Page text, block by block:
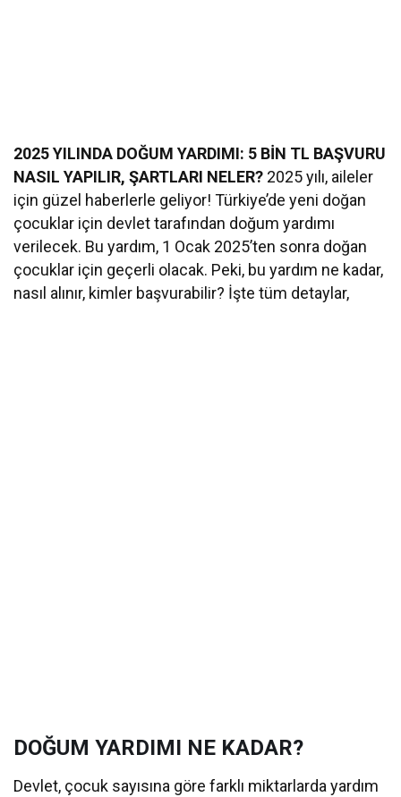
2025 YILINDA DOĞUM YARDIMI: 5 BİN TL BAŞVURU
NASIL YAPILIR, ŞARTLARI NELER? 2025 yılı, aileler
için güzel haberlerle geliyor! Türkiye’de yeni doğan
çocuklar için devlet tarafından doğum yardımı
verilecek. Bu yardım, 1 Ocak 2025’ten sonra doğan
çocuklar için geçerli olacak. Peki, bu yardım ne kadar,
nasıl alınır, kimler başvurabilir? İşte tüm detaylar,
DOĞUM YARDIMI NE KADAR?
Devlet, çocuk sayısına göre farklı miktarlarda yardım